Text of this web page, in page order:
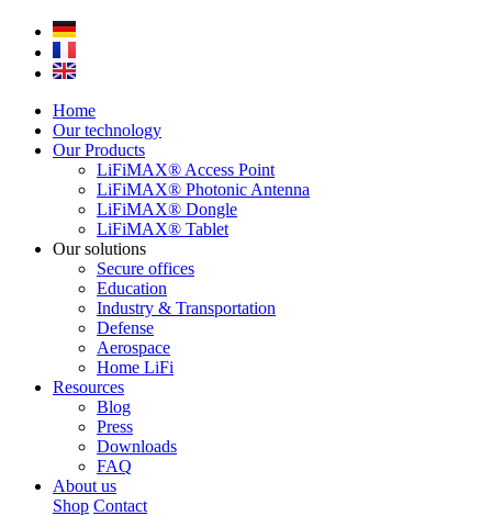
Home
Our technology
Our Products
LiFiMAX® Access Point
LiFiMAX® Photonic Antenna
LiFiMAX® Dongle
LiFiMAX® Tablet
Our solutions
Secure offices
Education
Industry & Transportation
Defense
Aerospace
Home LiFi
Resources
Blog
Press
Downloads
FAQ
About us
Shop Contact